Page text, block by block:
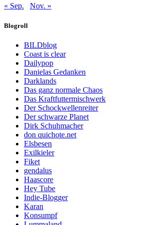
« Sep.
Nov. »
Blogroll
BILDblog
Coast is clear
Dailypop
Danielas Gedanken
Darklands
Das ganz normale Chaos
Das Kraftfuttermischwerk
Der Schockwellenreiter
Der schwarze Planet
Dirk Schuhmacher
don quichote.net
Elsbesen
Exilkieler
Fiket
gendalus
Haascore
Hey Tube
Indie-Blogger
Karan
Konsumpf